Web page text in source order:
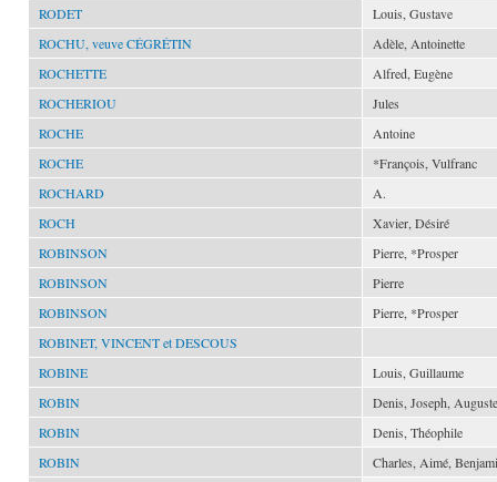
RODET
Louis, Gustave
ROCHU, veuve CÉGRÉTIN
Adèle, Antoinette
ROCHETTE
Alfred, Eugène
ROCHERIOU
Jules
ROCHE
Antoine
ROCHE
*François, Vulfranc
ROCHARD
A.
ROCH
Xavier, Désiré
ROBINSON
Pierre, *Prosper
ROBINSON
Pierre
ROBINSON
Pierre, *Prosper
ROBINET, VINCENT et DESCOUS
ROBINE
Louis, Guillaume
ROBIN
Denis, Joseph, Auguste
ROBIN
Denis, Théophile
ROBIN
Charles, Aimé,